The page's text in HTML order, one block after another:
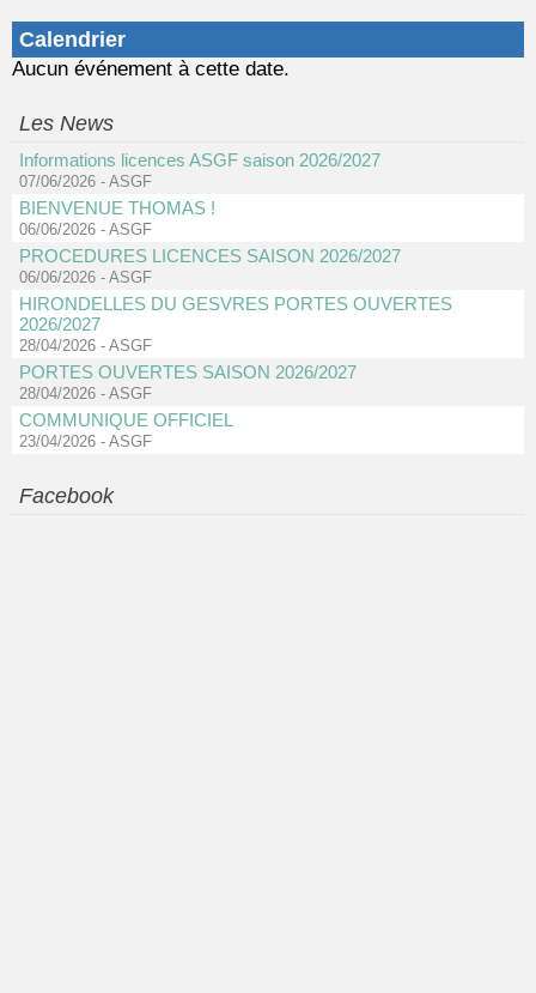
Calendrier
Aucun événement à cette date.
Les News
Informations licences ASGF saison 2026/2027
07/06/2026 - ASGF
BIENVENUE THOMAS !
06/06/2026 - ASGF
PROCEDURES LICENCES SAISON 2026/2027
06/06/2026 - ASGF
HIRONDELLES DU GESVRES PORTES OUVERTES
2026/2027
28/04/2026 - ASGF
PORTES OUVERTES SAISON 2026/2027
28/04/2026 - ASGF
COMMUNIQUE OFFICIEL
23/04/2026 - ASGF
Facebook